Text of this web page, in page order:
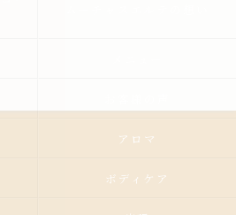
アロマ
ボディケア